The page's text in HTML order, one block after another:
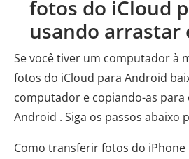
fotos do iCloud
usando arrastar
Se você tiver um computador à
fotos do iCloud para Android
computador e copiando-as para
Android . Siga os passos abaixo
Como transferir fotos do